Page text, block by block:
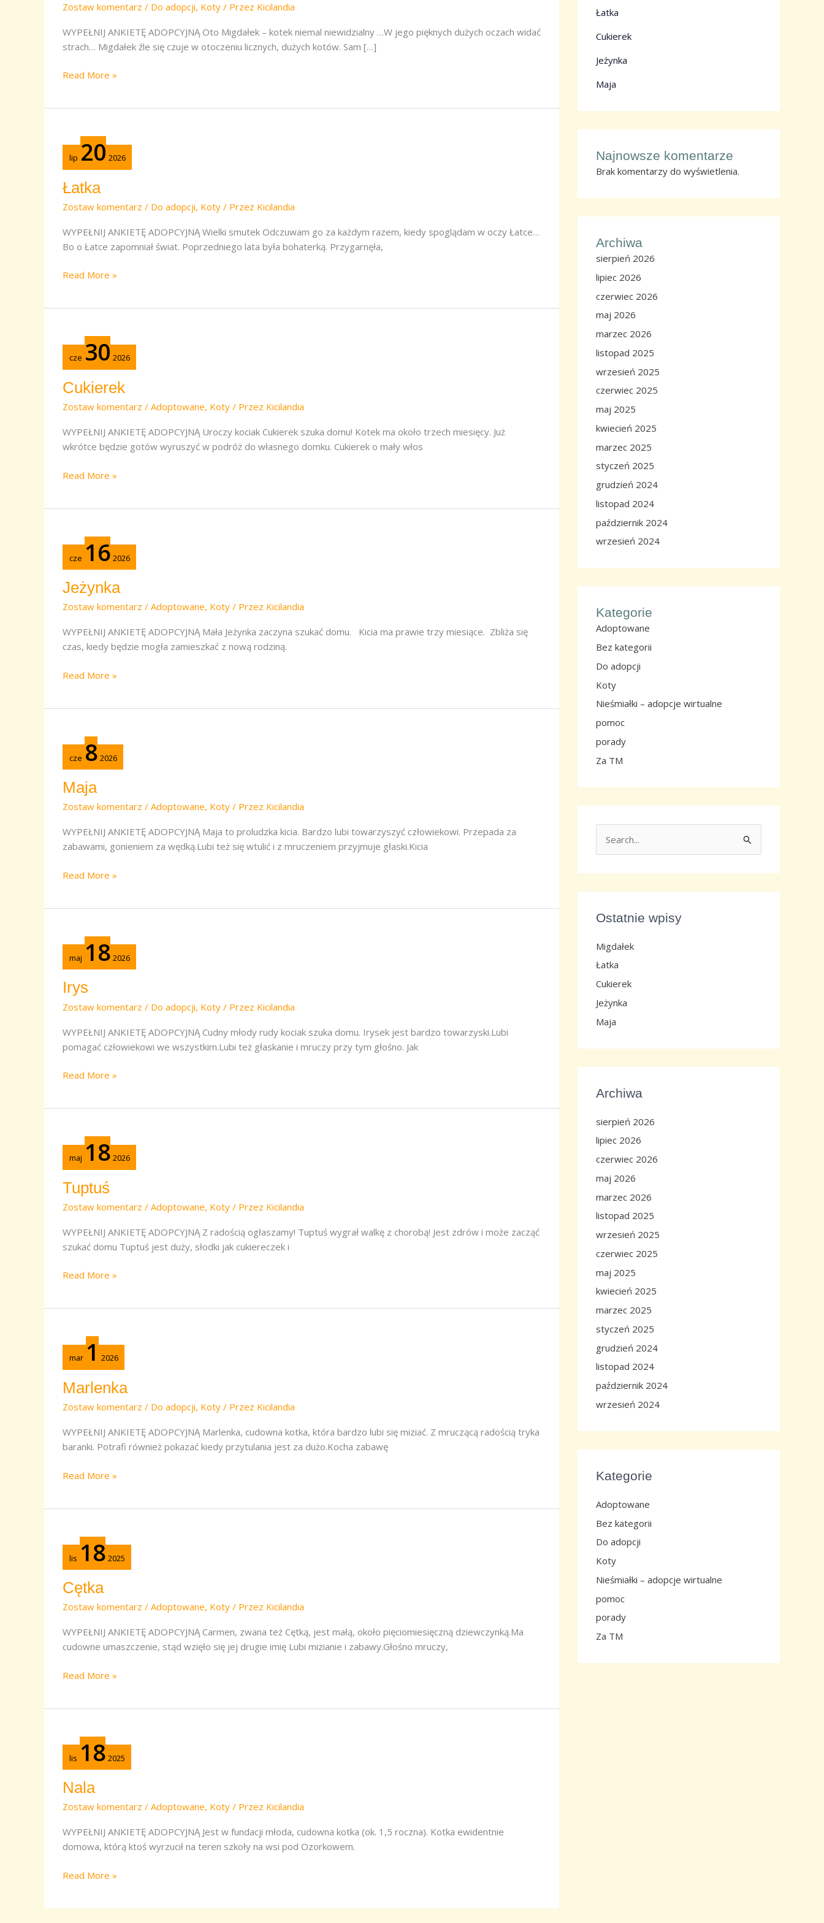
Zostaw komentarz / Do adopcji, Koty / Przez Kicilandia
WYPEŁNIJ ANKIETĘ ADOPCYJNĄ Oto Migdałek – kotek niemal niewidzialny …W jego pięknych dużych oczach widać
strach… Migdałek źle się czuje w otoczeniu licznych, dużych kotów. Sam […]
Read More »
lip 20 2026
Łatka
Zostaw komentarz / Do adopcji, Koty / Przez Kicilandia
WYPEŁNIJ ANKIETĘ ADOPCYJNĄ Wielki smutek Odczuwam go za każdym razem, kiedy spoglądam w oczy Łatce…
Bo o Łatce zapomniał świat. Poprzedniego lata była bohaterką. Przygarnęła,
Łatka
Read More »
cze 30 2026
Cukierek
Zostaw komentarz / Adoptowane, Koty / Przez Kicilandia
WYPEŁNIJ ANKIETĘ ADOPCYJNĄ Uroczy kociak Cukierek szuka domu! Kotek ma około trzech miesięcy. Już
wkrótce będzie gotów wyruszyć w podróż do własnego domku. Cukierek o mały włos
Cukierek
Read More »
cze 16 2026
Jeżynka
Zostaw komentarz / Adoptowane, Koty / Przez Kicilandia
WYPEŁNIJ ANKIETĘ ADOPCYJNĄ Mała Jeżynka zaczyna szukać domu. Kicia ma prawie trzy miesiące. Zbliża się
czas, kiedy będzie mogła zamieszkać z nową rodziną.
Jeżynka
Read More »
cze 8 2026
Maja
Zostaw komentarz / Adoptowane, Koty / Przez Kicilandia
WYPEŁNIJ ANKIETĘ ADOPCYJNĄ Maja to proludzka kicia. Bardzo lubi towarzyszyć człowiekowi. Przepada za
zabawami, gonieniem za wędką.Lubi też się wtulić i z mruczeniem przyjmuje głaski.Kicia
Read More »
maj 18 2026
Irys
Zostaw komentarz / Do adopcji, Koty / Przez Kicilandia
WYPEŁNIJ ANKIETĘ ADOPCYJNĄ Cudny młody rudy kociak szuka domu. Irysek jest bardzo towarzyski.Lubi
pomagać człowiekowi we wszystkim.Lubi też głaskanie i mruczy przy tym głośno. Jak
Read More »
maj 18 2026
Tuptuś
Zostaw komentarz / Adoptowane, Koty / Przez Kicilandia
WYPEŁNIJ ANKIETĘ ADOPCYJNĄ Z radością ogłaszamy! Tuptuś wygrał walkę z chorobą! Jest zdrów i może zacząć
szukać domu Tuptuś jest duży, słodki jak cukiereczek i
Tuptuś
Read More »
mar 1 2026
Marlenka
Zostaw komentarz / Do adopcji, Koty / Przez Kicilandia
WYPEŁNIJ ANKIETĘ ADOPCYJNĄ Marlenka, cudowna kotka, która bardzo lubi się miziać. Z mruczącą radością tryka
baranki. Potrafi również pokazać kiedy przytulania jest za dużo.Kocha zabawę
Marlenka
Read More »
lis 18 2025
Cętka
Zostaw komentarz / Adoptowane, Koty / Przez Kicilandia
WYPEŁNIJ ANKIETĘ ADOPCYJNĄ Carmen, zwana też Cętką, jest małą, około pięciomiesięczną dziewczynką.Ma
cudowne umaszczenie, stąd wzięło się jej drugie imię Lubi mizianie i zabawy.Głośno mruczy,
Cętka
Read More »
lis 18 2025
Nala
Zostaw komentarz / Adoptowane, Koty / Przez Kicilandia
WYPEŁNIJ ANKIETĘ ADOPCYJNĄ Jest w fundacji młoda, cudowna kotka (ok. 1,5 roczna). Kotka ewidentnie
domowa, którą ktoś wyrzucił na teren szkoły na wsi pod Ozorkowem.
Nala
Read More »
Łatka
Cukierek
Jeżynka
Maja
Najnowsze komentarze
Brak komentarzy do wyświetlenia.
Archiwa
sierpień 2026
lipiec 2026
czerwiec 2026
maj 2026
marzec 2026
listopad 2025
wrzesień 2025
czerwiec 2025
maj 2025
kwiecień 2025
marzec 2025
styczeń 2025
grudzień 2024
listopad 2024
październik 2024
wrzesień 2024
Kategorie
Adoptowane
Bez kategorii
Do adopcji
Koty
Nieśmiałki – adopcje wirtualne
pomoc
porady
Za TM
z
u
k
j
:
Ostatnie wpisy
Migdałek
Łatka
Cukierek
Jeżynka
Maja
Archiwa
sierpień 2026
lipiec 2026
czerwiec 2026
maj 2026
marzec 2026
listopad 2025
wrzesień 2025
czerwiec 2025
maj 2025
kwiecień 2025
marzec 2025
styczeń 2025
grudzień 2024
listopad 2024
październik 2024
wrzesień 2024
Kategorie
Adoptowane
Bez kategorii
Do adopcji
Koty
Nieśmiałki – adopcje wirtualne
pomoc
porady
Za TM